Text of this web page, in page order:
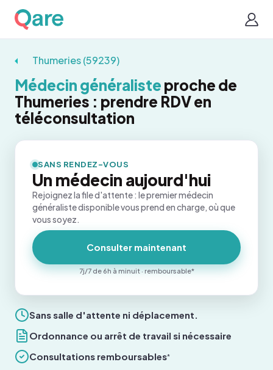
Thumeries (59239)
Médecin généraliste proche de
Thumeries : prendre RDV en
téléconsultation
Sans salle d'attente ni déplacement.
Ordonnance ou arrêt de travail si nécessaire
Consultations remboursables*
SANS RENDEZ-VOUS
Un médecin aujourd'hui
Rejoignez la file d'attente : le premier médecin
généraliste disponible vous prend en charge, où que
vous soyez.
Consulter maintenant
7j/7 de 6h à minuit · remboursable*